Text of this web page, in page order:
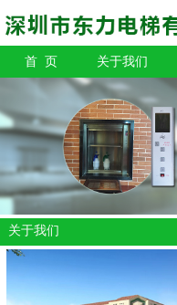
首 页 关于我们
关于我们